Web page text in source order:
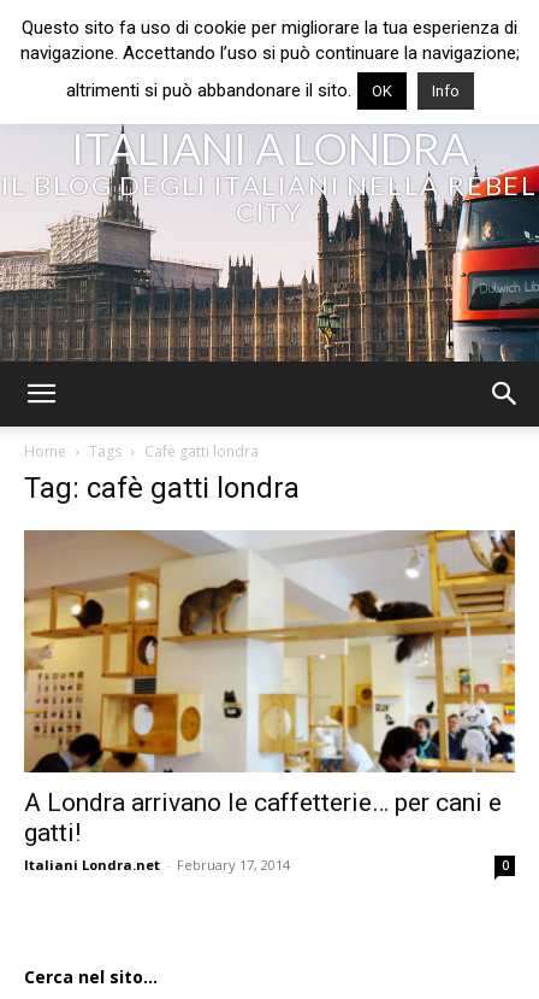
ITALIANI A LONDRA
IL BLOG DEGLI ITALIANI NELLA REBEL
CITY
Home Tags Cafè gatti londra
Tag: cafè gatti londra
A Londra arrivano le caffetterie… per cani e
gatti!
Italiani Londra.net - February 17, 2014 0
Cerca nel sito...
Questo sito fa uso di cookie per migliorare la tua esperienza di
navigazione. Accettando l’uso si può continuare la navigazione;
altrimenti si può abbandonare il sito.
OK Info